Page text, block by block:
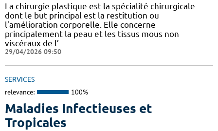
La chirurgie plastique est la spécialité chirurgicale
dont le but principal est la restitution ou
l’amélioration corporelle. Elle concerne
principalement la peau et les tissus mous non
viscéraux de l’
29/04/2026 09:50
SERVICES
relevance: 100%
Maladies Infectieuses et
Tropicales